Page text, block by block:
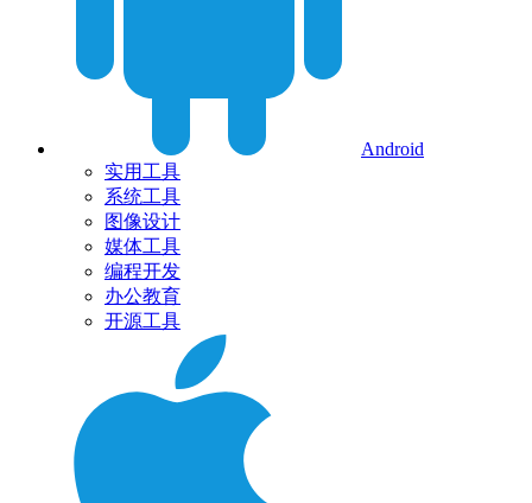
Android
实用工具
系统工具
图像设计
媒体工具
编程开发
办公教育
开源工具